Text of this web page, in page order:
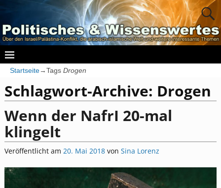
Startseite→Tags Drogen
Schlagwort-Archive: Drogen
Wenn der NafrI 20-mal
klingelt
Veröffentlicht am 20. Mai 2018 von Sina Lorenz